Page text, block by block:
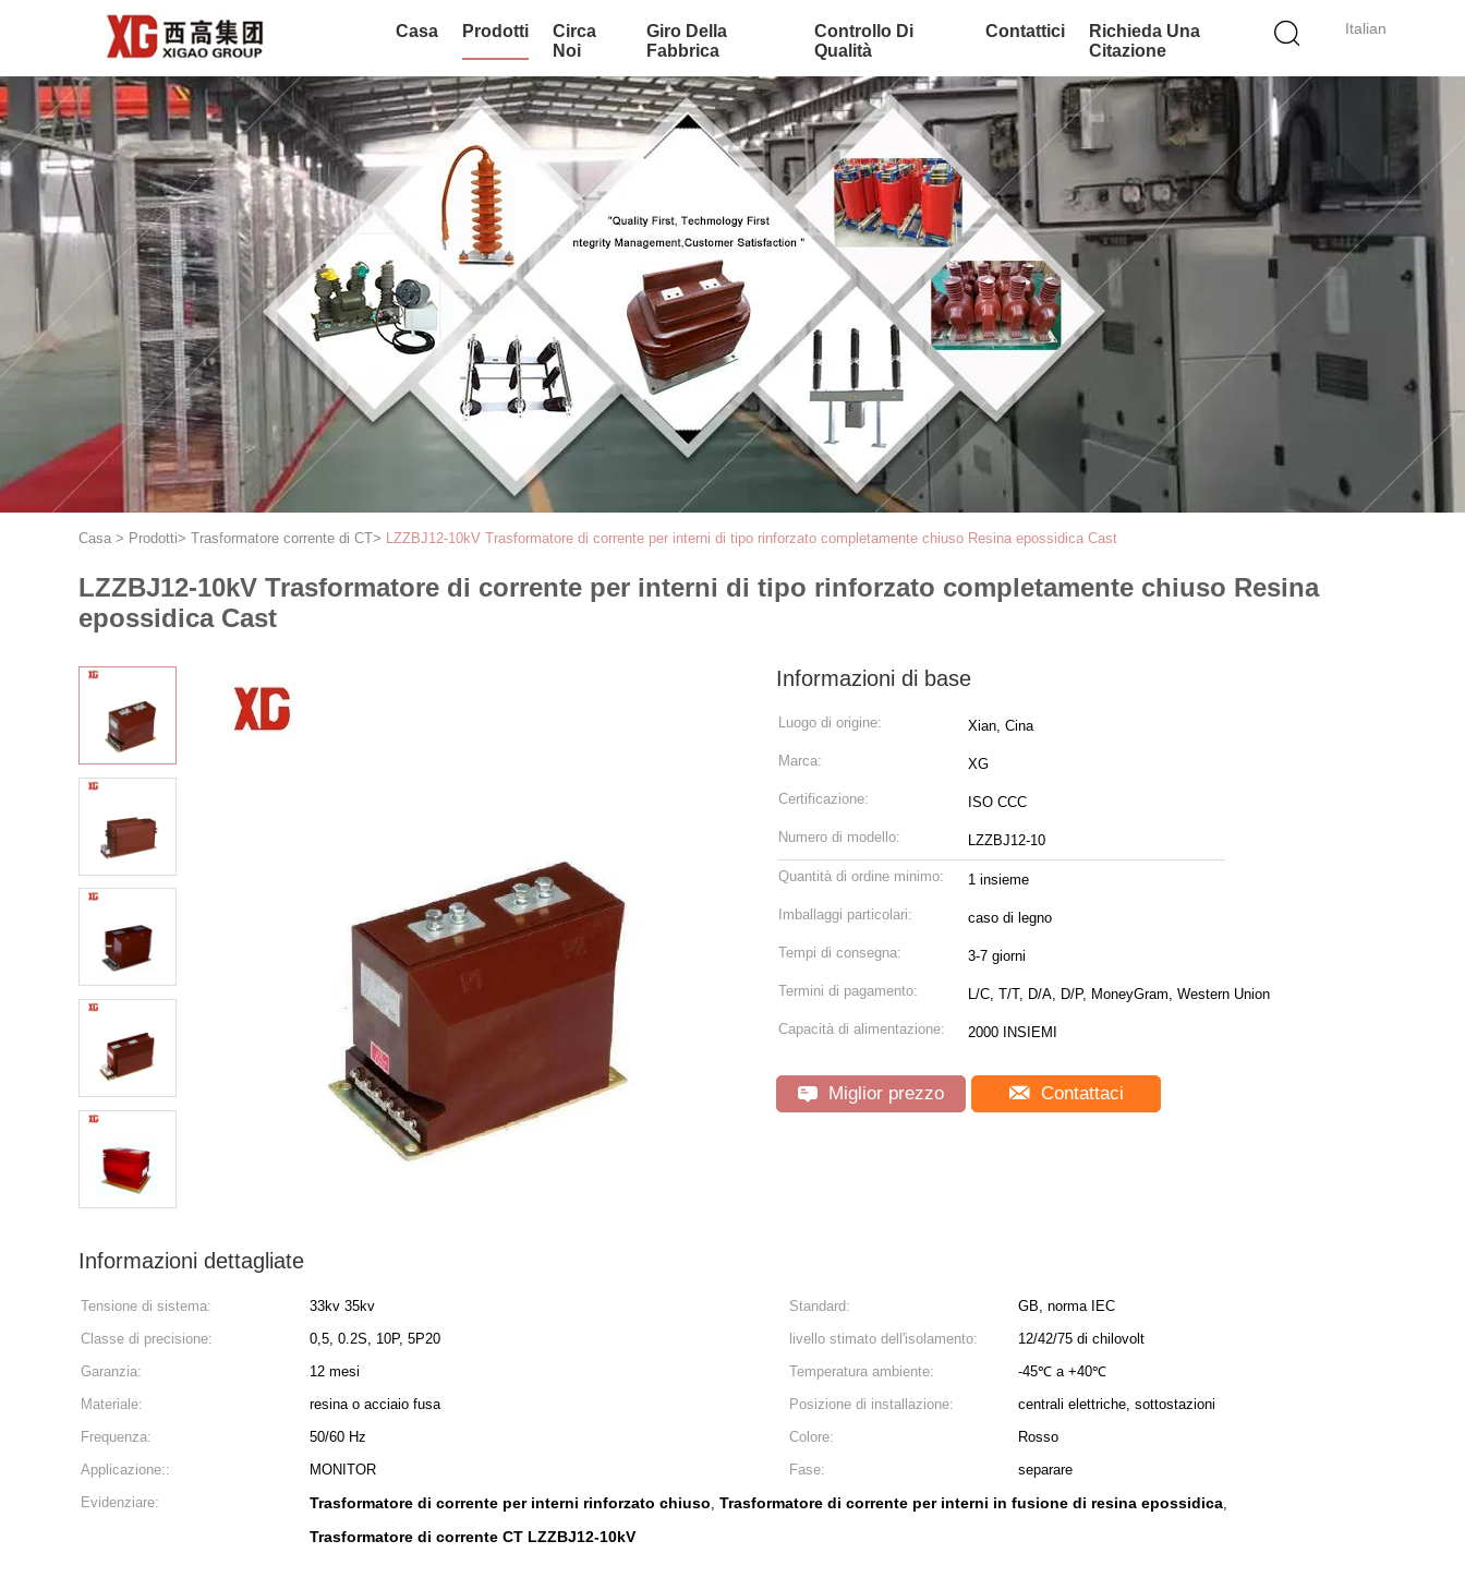
Italian
Casa Prodotti
Circa
Noi
Giro Della
Fabbrica
Controllo Di
Qualità
Contattici
Richieda Una
Citazione
Casa > Prodotti> Trasformatore corrente di CT> LZZBJ12-10kV Trasformatore di corrente per interni di tipo rinforzato completamente chiuso Resina epossidica Cast
LZZBJ12-10kV Trasformatore di corrente per interni di tipo rinforzato completamente chiuso Resina
epossidica Cast
Informazioni di base
Luogo di origine: Xian, Cina
Marca: XG
Certificazione: ISO CCC
Numero di modello: LZZBJ12-10
Quantità di ordine minimo: 1 insieme
Imballaggi particolari: caso di legno
Tempi di consegna: 3-7 giorni
Termini di pagamento: L/C, T/T, D/A, D/P, MoneyGram, Western Union
Capacità di alimentazione: 2000 INSIEMI
Miglior prezzo Contattaci
Informazioni dettagliate
Tensione di sistema: 33kv 35kv Standard:
GB, norma IEC
Classe di precisione:
0,5, 0.2S, 10P, 5P20 livello stimato dell'isolamento:
12/42/75 di chilovolt
Garanzia:
12 mesi Temperatura ambiente:
-45℃ a +40℃
Materiale:
resina o acciaio fusa Posizione di installazione:
centrali elettriche, sottostazioni
Frequenza:
50/60 Hz Colore:
Rosso
Applicazione::
MONITOR Fase:
separare
Evidenziare:
Trasformatore di corrente per interni rinforzato chiuso, Trasformatore di corrente per interni in fusione di resina epossidica,
Trasformatore di corrente CT LZZBJ12-10kV